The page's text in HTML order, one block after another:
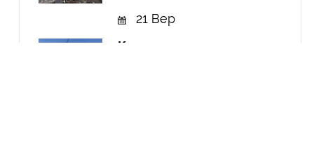
21 Вер
Курдистан: перша подорож